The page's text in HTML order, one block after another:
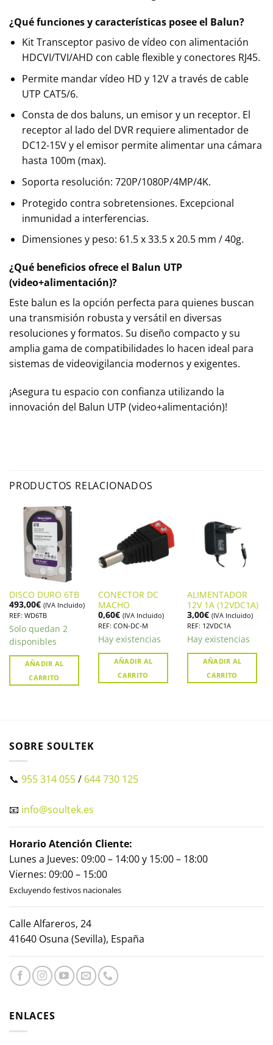
¿Qué funciones y características posee el Balun?
Kit Transceptor pasivo de vídeo con alimentación
HDCVI/TVI/AHD con cable flexible y conectores RJ45.
Permite mandar vídeo HD y 12V a través de cable
UTP CAT5/6.
Consta de dos baluns, un emisor y un receptor. El
receptor al lado del DVR requiere alimentador de
DC12-15V y el emisor permite alimentar una cámara
hasta 100m (max).
Soporta resolución: 720P/1080P/4MP/4K.
Protegido contra sobretensiones. Excepcional
inmunidad a interferencias.
Dimensiones y peso: 61.5 x 33.5 x 20.5 mm / 40g.
¿Qué beneficios ofrece el Balun UTP
(video+alimentación)?
Este balun es la opción perfecta para quienes buscan
una transmisión robusta y versátil en diversas
resoluciones y formatos. Su diseño compacto y su
amplia gama de compatibilidades lo hacen ideal para
sistemas de videovigilancia modernos y exigentes.
¡Asegura tu espacio con confianza utilizando la
innovación del Balun UTP (video+alimentación)!
PRODUCTOS RELACIONADOS
DISCO DURO 6TB
493,00€ (IVA Incluido)
REF: WD6TB
Solo quedan 2
disponibles
AÑADIR AL
CARRITO
CONECTOR DC
MACHO
0,60€ (IVA Incluido)
REF: CON-DC-M
Hay existencias
AÑADIR AL
CARRITO
ALIMENTADOR
12V 1A (12VDC1A)
3,00€ (IVA Incluido)
REF: 12VDC1A
Hay existencias
AÑADIR AL
CARRITO
SOBRE SOULTEK
📞 955 314 055/ 644 730 125
📧 info@soultek.es
Horario Atención Cliente:
Lunes a Jueves: 09:00 – 14:00 y 15:00 – 18:00
Viernes: 09:00 – 15:00
Excluyendo festivos nacionales
Calle Alfareros, 24
41640 Osuna (Sevilla), España
ENLACES